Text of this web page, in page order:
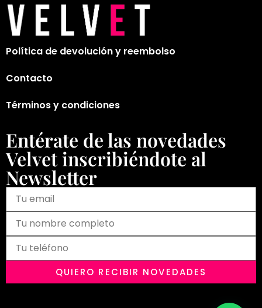
Política de devolución y reembolso
Contacto
Términos y condiciones
Entérate de las novedades
Velvet inscribiéndote al
Newsletter
QUIERO RECIBIR NOVEDADES